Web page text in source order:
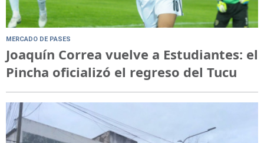
MERCADO DE PASES
Joaquín Correa vuelve a Estudiantes: el
Pincha oficializó el regreso del Tucu